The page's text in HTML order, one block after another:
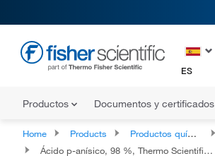
ES
Productos Documentos y certificados
Home Products Productos químicos
Ácido p-anísico, 98 %, Thermo Scientific Chemicals